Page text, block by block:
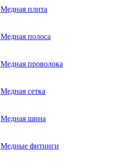
Медная плита
Медная полоса
Медная проволока
Медная сетка
Медная шина
Медные фитинги